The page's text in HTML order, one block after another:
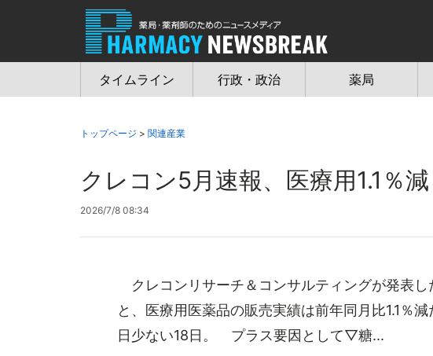
タイムライン 行政・政治 薬局
トップページ > 関連産業
クレコン5月速報、医療用1.1％減
2026/7/8 08:34
クレコンリサーチ＆コンサルティングが発表
と、医療用医薬品の販売実績は前年同月比1.1％
日少ない18日。 プラス要因として▽糖...